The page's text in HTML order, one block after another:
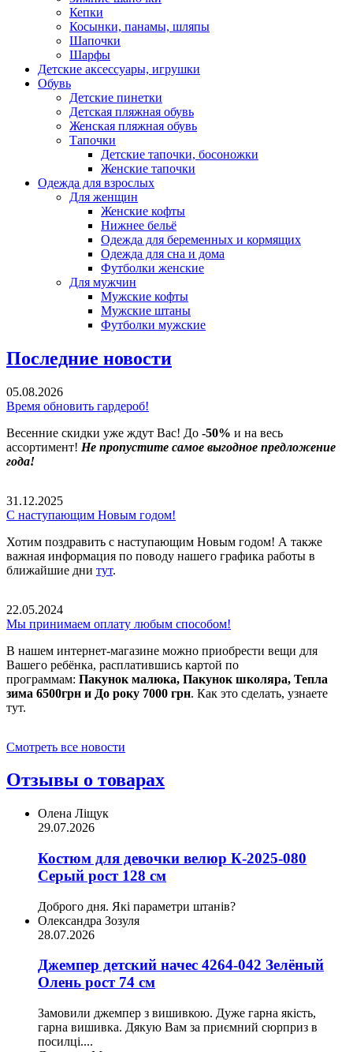
Кепки
Косынки, панамы, шляпы
Шапочки
Шарфы
Детские аксессуары, игрушки
Обувь
Детские пинетки
Детская пляжная обувь
Женская пляжная обувь
Тапочки
Детские тапочки, босоножки
Женские тапочки
Одежда для взрослых
Для женщин
Женские кофты
Нижнее бельё
Одежда для беременных и кормящих
Одежда для сна и дома
Футболки женские
Для мужчин
Мужские кофты
Мужские штаны
Футболки мужские
Последние новости
05.08.2026
Время обновить гардероб!
Весенние скидки уже ждут Вас! До -50% и на весь
ассортимент! Не пропустите самое выгодное предложение
года!
31.12.2025
С наступающим Новым годом!
Хотим поздравить с наступающим Новым годом! А также
важная информация по поводу нашего графика работы в
ближайшие дни тут.
22.05.2024
Мы принимаем оплату любым способом!
В нашем интернет-магазине можно приобрести вещи для
Вашего ребёнка, расплатившись картой по
программам: Пакунок малюка, Пакунок школяра, Тепла
зима 6500грн и До року 7000 грн. Как это сделать, узнаете
тут.
Смотреть все новости
Отзывы о товарах
Олена Ліщук
29.07.2026
Костюм для девочки велюр К-2025-080
Серый рост 128 см
Доброго дня. Які параметри штанів?
Олександра Зозуля
28.07.2026
Джемпер детский начес 4264-042 Зелёный
Олень рост 74 см
Замовили джемпер з вишивкою. Дуже гарна якість,
гарна вишивка. Дякую Вам за приємний сюрприз в
посилці....